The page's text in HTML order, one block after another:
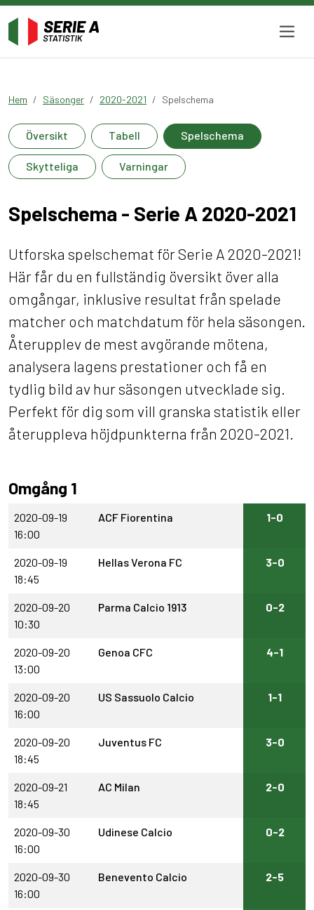
Hem Säsonger 2020-2021 Spelschema
Översikt Tabell Spelschema
Skytteliga Varningar
Spelschema - Serie A 2020-2021
Utforska spelschemat för Serie A 2020-2021!
Här får du en fullständig översikt över alla
omgångar, inklusive resultat från spelade
matcher och matchdatum för hela säsongen.
Återupplev de mest avgörande mötena,
analysera lagens prestationer och få en
tydlig bild av hur säsongen utvecklade sig.
Perfekt för dig som vill granska statistik eller
återuppleva höjdpunkterna från 2020-2021.
Omgång 1
2020-09-19
16:00
ACF Fiorentina 1-0
2020-09-19
18:45
Hellas Verona FC 3-0
2020-09-20
10:30
Parma Calcio 1913 0-2
2020-09-20
13:00
Genoa CFC 4-1
2020-09-20
16:00
US Sassuolo Calcio 1-1
2020-09-20
18:45
Juventus FC 3-0
2020-09-21
18:45
AC Milan 2-0
2020-09-30
16:00
Udinese Calcio 0-2
2020-09-30
16:00
Benevento Calcio 2-5